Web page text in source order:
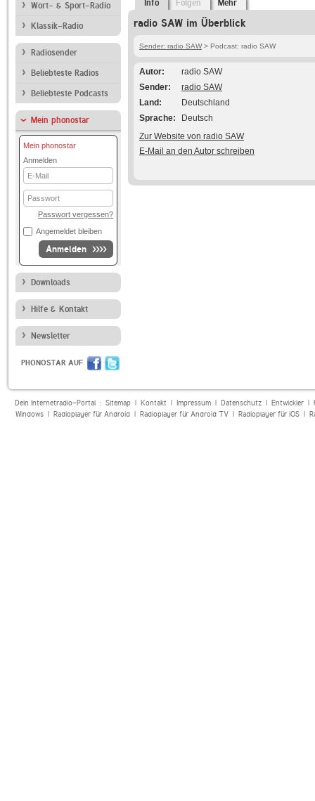
Wort- & Sport-Radio
Klassik-Radio
Radiosender
Beliebteste Radios
Beliebteste Podcasts
Mein phonostar
Mein phonostar
Anmelden
E-
Mail
Passwort
Passwort vergessen?
Angemeldet bleiben
Anmelden
Downloads
Hilfe & Kontakt
Newsletter
PHONOSTAR AUF
Info Folgen Mehr
radio SAW im Überblick
Sender: radio SAW> Podcast: radio SAW
Autor
radio SAW
Sender
radio SAW
Land
Deutschland
Sprache
Deutsch
Zur Website von radio SAW
E-Mail an den Autor schreiben
Dein Internetradio-Portal : Sitemap| Kontakt| Impressum| Datenschutz| Entwickler|
Windows| Radioplayer für Android| Radioplayer für Android TV| Radioplayer für iOS|